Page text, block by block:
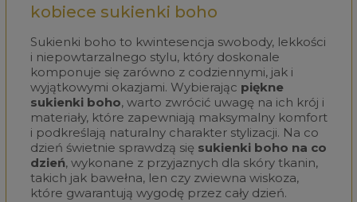
kobiece sukienki boho
Sukienki boho to kwintesencja swobody, lekkości
i niepowtarzalnego stylu, który doskonale
komponuje się zarówno z codziennymi, jak i
wyjątkowymi okazjami. Wybierając piękne
sukienki boho, warto zwrócić uwagę na ich krój i
materiały, które zapewniają maksymalny komfort
i podkreślają naturalny charakter stylizacji. Na co
dzień świetnie sprawdzą się sukienki boho na co
dzień, wykonane z przyjaznych dla skóry tkanin,
takich jak bawełna, len czy zwiewna wiskoza,
które gwarantują wygodę przez cały dzień.